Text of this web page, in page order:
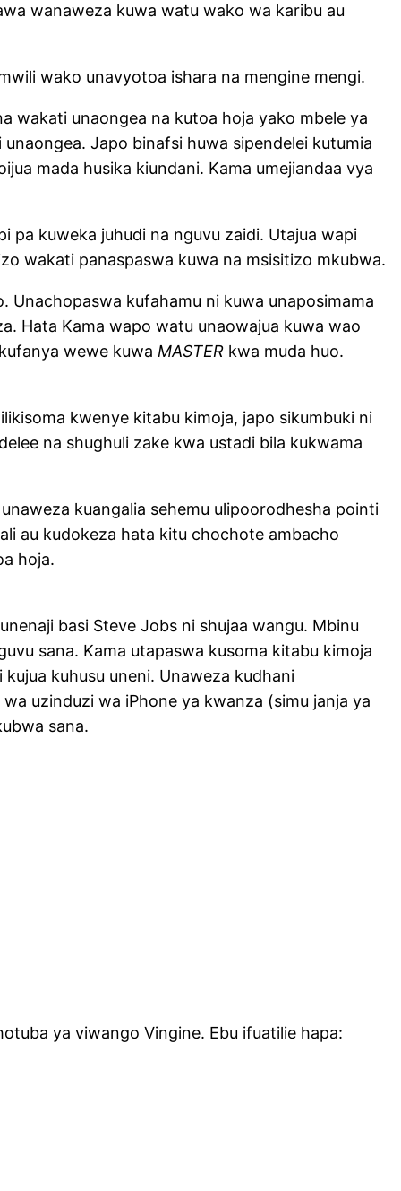
wanaweza kuwa watu wako wa karibu au
wako unavyotoa ishara na mengine mengi.
wakati unaongea na kutoa hoja yako mbele ya
Japo binafsi huwa sipendelei kutumia
mada husika kiundani. Kama umejiandaa vya
pa kuweka juhudi na nguvu zaidi. Utajua wapi
wakati panaspaswa kuwa na msisitizo mkubwa.
Unachopaswa kufahamu ni kuwa unaposimama
Hata Kama wapo watu unaowajua kuwa wao
wewe kuwa MASTER kwa muda huo.
kwenye kitabu kimoja, japo sikumbuki ni
na shughuli zake kwa ustadi bila kukwama
kuangalia sehemu ulipoorodhesha pointi
au kudokeza hata kitu chochote ambacho
hoja.
basi Steve Jobs ni shujaa wangu. Mbinu
sana. Kama utapaswa kusoma kitabu kimoja
kuhusu uneni. Unaweza kudhani
uzinduzi wa iPhone ya kwanza (simu janja ya
sana.
ya viwango Vingine. Ebu ifuatilie hapa: